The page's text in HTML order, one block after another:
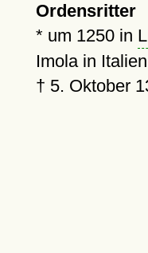
Ordensritter
* um 1250in
Imola in Italien
† 5. Oktober